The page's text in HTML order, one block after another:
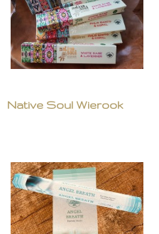
Native Soul Wierook